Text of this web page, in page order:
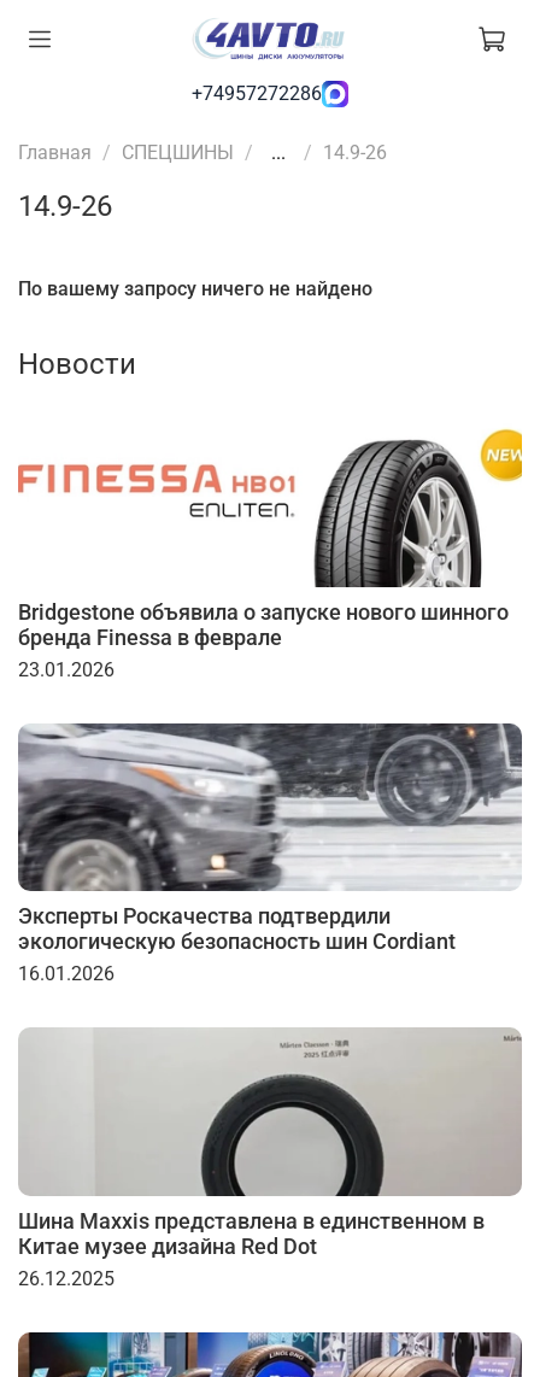
+74957272286
Главная СПЕЦШИНЫ ... 14.9-26
14.9-26
По вашему запросу ничего не найдено
Новости
Bridgestone объявила о запуске нового шинного
бренда Finessa в феврале
23.01.2026
Эксперты Роскачества подтвердили
экологическую безопасность шин Cordiant
16.01.2026
Шина Maxxis представлена в единственном в
Китае музее дизайна Red Dot
26.12.2025